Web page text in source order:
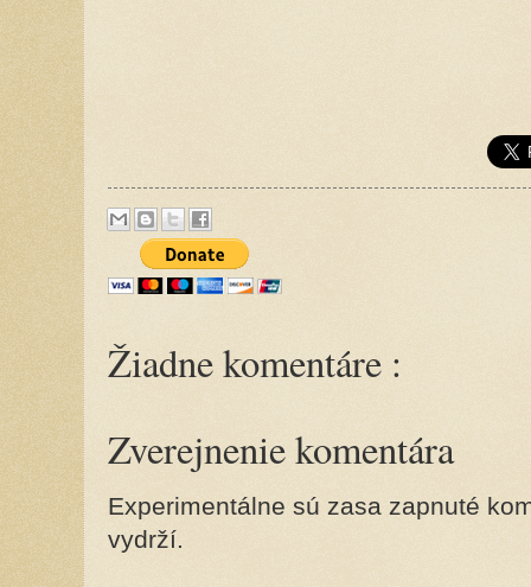
Žiadne komentáre :
Zverejnenie komentára
Experimentálne sú zasa zapnuté
vydrží.